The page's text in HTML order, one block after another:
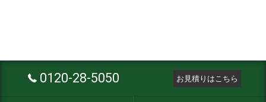
0120-28-5050 お見積りはこちら